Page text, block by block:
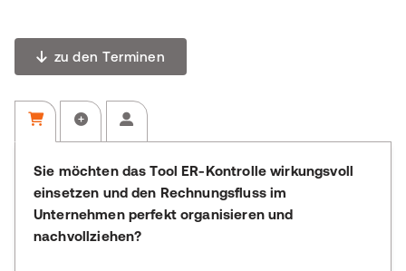
zu den Terminen
Sie möchten das Tool ER-Kontrolle wirkungsvoll
einsetzen und den Rechnungsfluss im
Unternehmen perfekt organisieren und
nachvollziehen?